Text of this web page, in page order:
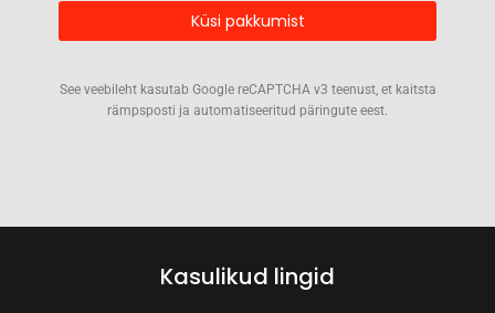
See veebileht kasutab Google reCAPTCHA v3 teenust, et kaitsta
rämpsposti ja automatiseeritud päringute eest.
Kasulikud lingid